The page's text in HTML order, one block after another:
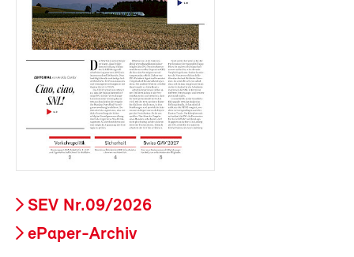
SEV Nr.09/2026
ePaper-Archiv